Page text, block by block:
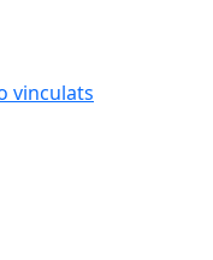
vinculats